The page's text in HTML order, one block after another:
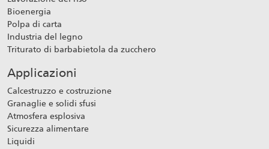
Bioenergia
Polpa di carta
Industria del legno
Triturato di barbabietola da zucchero
Applicazioni
Calcestruzzo e costruzione
Granaglie e solidi sfusi
Atmosfera esplosiva
Sicurezza alimentare
Liquidi